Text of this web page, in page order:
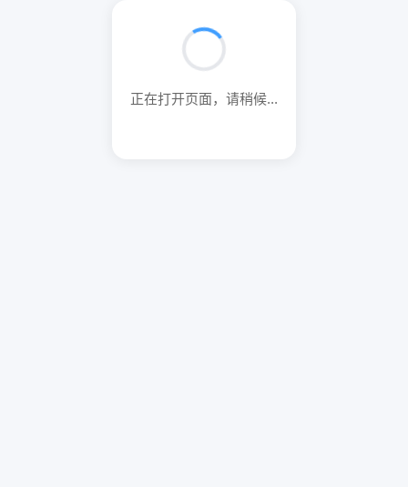
正在打开页面，请稍候...